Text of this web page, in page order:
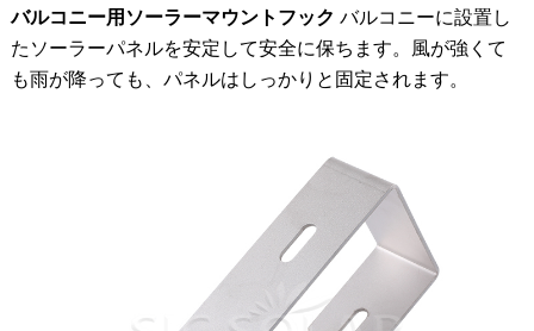
バルコニー用ソーラーマウントフック バルコニーに設置し
たソーラーパネルを安定して安全に保ちます。風が強くて
も雨が降っても、パネルはしっかりと固定されます。